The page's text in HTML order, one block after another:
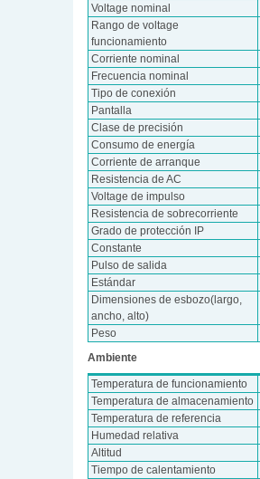
Voltage nominal
Rango de voltage
funcionamiento
Corriente nominal
Frecuencia nominal
Tipo de conexión
Pantalla
Clase de precisión
Consumo de energía
Corriente de arranque
Resistencia de AC
Voltage de impulso
Resistencia de sobrecorriente
Grado de protección IP
Constante
Pulso de salida
Estándar
Dimensiones de esbozo(largo,
ancho, alto)
Peso
Ambiente
Temperatura de funcionamiento
Temperatura de almacenamiento
Temperatura de referencia
Humedad relativa
Altitud
Tiempo de calentamiento